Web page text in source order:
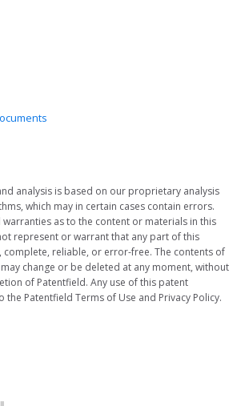
analysis is based on our proprietary analysis
which may in certain cases contain errors.
as to the content or materials in this
represent or warrant that any part of this
complete, reliable, or error-free. The contents of
change or be deleted at any moment, without
of Patentfield. Any use of this patent
Patentfield Terms of Use and Privacy Policy.